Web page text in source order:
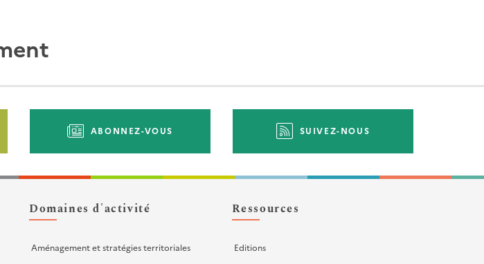
ABONNEZ-VOUS SUIVEZ-NOUS
Domaines d'activité
Aménagement et stratégies territoriales
Ressources
Editions